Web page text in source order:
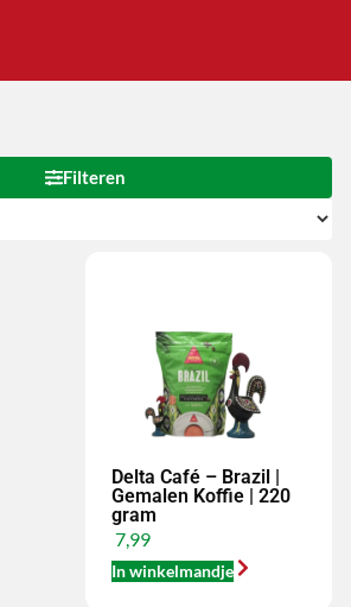
Filteren
Delta Café – Brazil |
Gemalen Koffie | 220
gram
7,99
In winkelmandje